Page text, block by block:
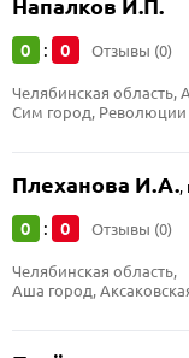
Напалков И.П.
0 : 0 Отзывы (0)
Челябинская область,
Сим город, Революции
Плеханова И.А.,
0 : 0 Отзывы (0)
Челябинская область,
Аша город,